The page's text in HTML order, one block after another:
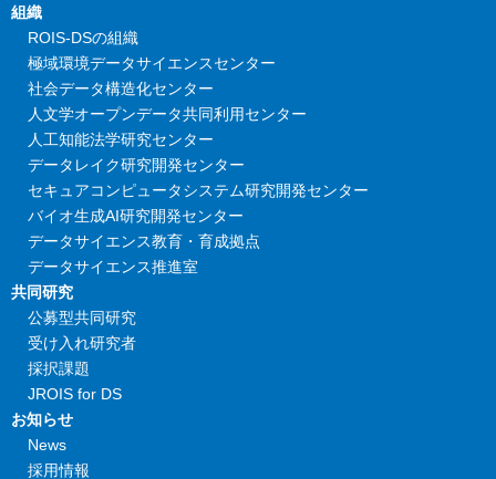
組織
ROIS-DSの組織
極域環境データサイエンスセンター
社会データ構造化センター
人文学オープンデータ共同利用センター
人工知能法学研究センター
データレイク研究開発センター
セキュアコンピュータシステム研究開発センター
バイオ生成AI研究開発センター
データサイエンス教育・育成拠点
データサイエンス推進室
共同研究
公募型共同研究
受け入れ研究者
採択課題
JROIS for DS
お知らせ
News
採用情報